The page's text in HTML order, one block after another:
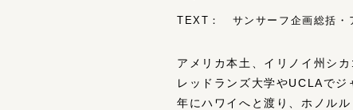
TEXT： サンサーフ企画総括・
アメリカ本土、イリノイ州シ
レッドランズ大学やUCLAで
年にハワイへと渡り、ホノル